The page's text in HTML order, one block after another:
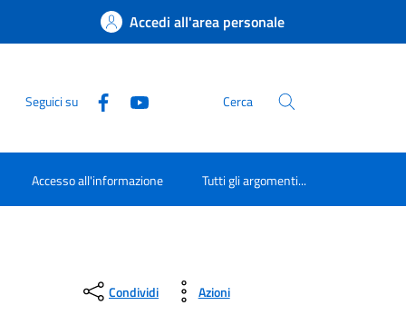
Accedi all'area personale
Seguici su Cerca
Accesso all'informazione Tutti gli argomenti...
Condividi Azioni